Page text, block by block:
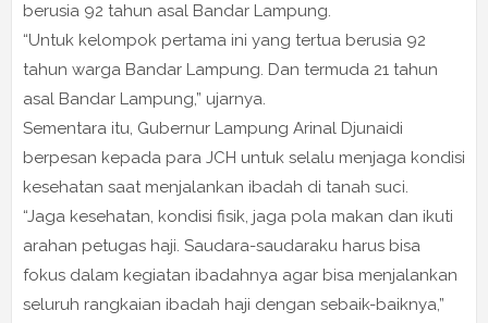
berusia 92 tahun asal Bandar Lampung.
“Untuk kelompok pertama ini yang tertua berusia 92
tahun warga Bandar Lampung. Dan termuda 21 tahun
asal Bandar Lampung,” ujarnya.
Sementara itu, Gubernur Lampung Arinal Djunaidi
berpesan kepada para JCH untuk selalu menjaga kondisi
kesehatan saat menjalankan ibadah di tanah suci.
“Jaga kesehatan, kondisi fisik, jaga pola makan dan ikuti
arahan petugas haji. Saudara-saudaraku harus bisa
fokus dalam kegiatan ibadahnya agar bisa menjalankan
seluruh rangkaian ibadah haji dengan sebaik-baiknya,”